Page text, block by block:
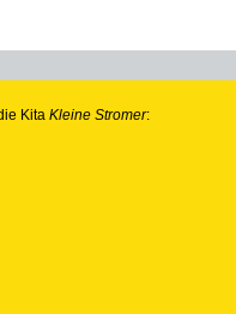
Kita Kleine Stromer: